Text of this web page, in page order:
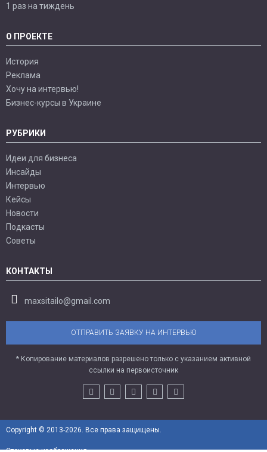
1 раз на тиждень
О ПРОЕКТЕ
История
Реклама
Хочу на интервью!
Бизнес-курсы в Украине
РУБРИКИ
Идеи для бизнеса
Инсайды
Интервью
Кейсы
Новости
Подкасты
Советы
КОНТАКТЫ
maxsitailo@gmail.com
ОТПРАВИТЬ ЗАЯВКУ НА ИНТЕРВЬЮ
* Копирование материалов разрешено только с указанием активной
ссылки на первоисточник
Copyright © 2013-2026. Все права защищены.